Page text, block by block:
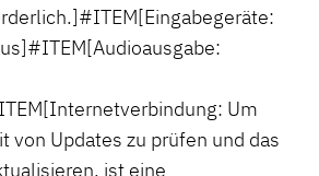
Um
von Updates zu prüfen und das
ist eine